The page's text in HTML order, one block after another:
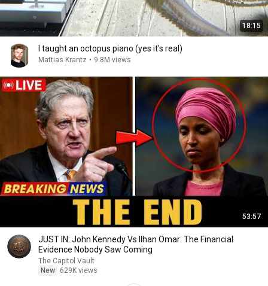
18:15
I taught an octopus piano (yes it's real)
Mattias Krantz • 9.8M views
53:57
JUST IN: John Kennedy Vs Ilhan Omar: The Financial
Evidence Nobody Saw Coming
The Capitol Vault
New
629K views